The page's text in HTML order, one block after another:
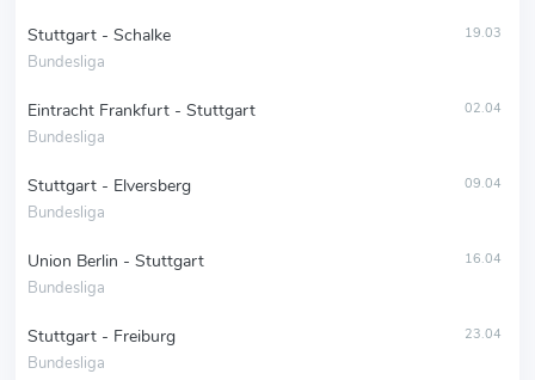
Stuttgart - Schalke
Bundesliga
19.03
Eintracht Frankfurt - Stuttgart
Bundesliga
02.04
Stuttgart - Elversberg
Bundesliga
09.04
Union Berlin - Stuttgart
Bundesliga
16.04
Stuttgart - Freiburg
Bundesliga
23.04